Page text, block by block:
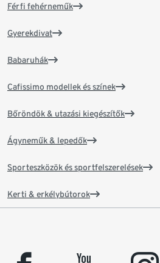
Férfi fehérneműk
Gyerekdivat
Babaruhák
Cafissimo modellek és színek
Bőröndök & utazási kiegészítők
Ágyneműk & lepedők
Sporteszközök és sportfelszerelések
Kerti & erkélybútorok